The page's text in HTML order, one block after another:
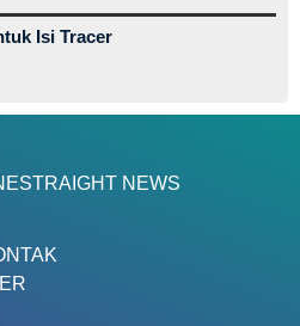
Isi Tracer
STRAIGHT NEWS